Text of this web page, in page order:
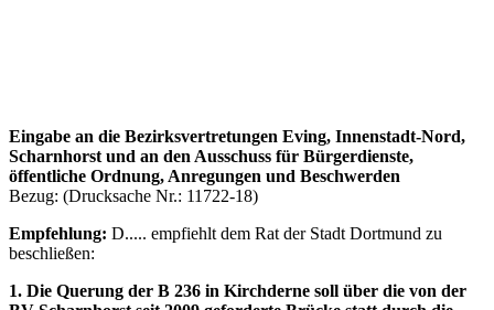
Eingabe an die Bezirksvertretungen Eving, Innenstadt-Nord,
Scharnhorst und an den Ausschuss für Bürgerdienste,
öffentliche Ordnung, Anregungen und Beschwerden
Bezug: (Drucksache Nr.: 11722-18)
Empfehlung: D..... empfiehlt dem Rat der Stadt Dortmund zu
beschließen:
1. Die Querung der B 236 in Kirchderne soll über die von der